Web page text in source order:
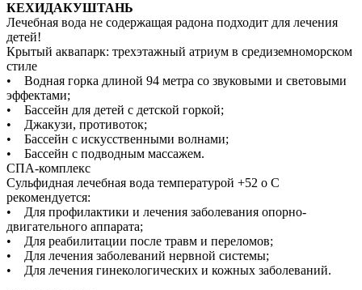
КЕХИДАКУШТАНЬ
Лечебная вода не содержащая радона подходит для лечения
детей!
Крытый аквапарк: трехэтажный атриум в средиземноморском
стиле
• Водная горка длиной 94 метра со звуковыми и световыми
эффектами;
• Бассейн для детей с детской горкой;
• Джакузи, противоток;
• Бассейн с искусственными волнами;
• Бассейн с подводным массажем.
СПА-комплекс
Сульфидная лечебная вода температурой +52 о С
рекомендуется:
• Для профилактики и лечения заболевания опорно-
двигательного аппарата;
• Для реабилитации после травм и переломов;
• Для лечения заболеваний нервной системы;
• Для лечения гинекологических и кожных заболеваний.